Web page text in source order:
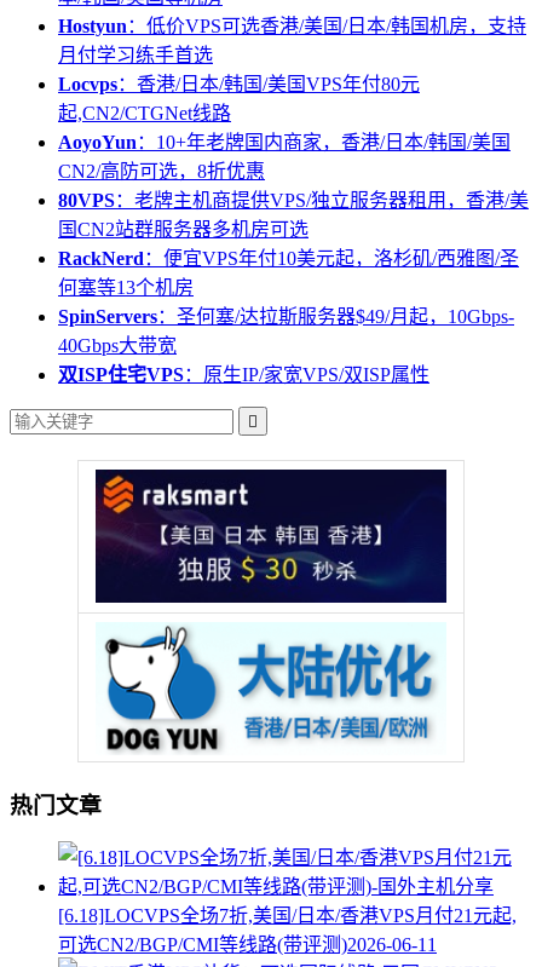
Hostyun ：低价VPS可选香港/美国/日本/韩国机房，支持
月付学习练手首选
Locvps：香港/日本/韩国/美国VPS年付80元
起,CN2/CTGNet线路
AoyoYun ：10+年老牌国内商家，香港/日本/韩国/美国
CN2/高防可选，8折优惠
80VPS：老牌主机商提供VPS/独立服务器租用，香港/美
国CN2站群服务器多机房可选
RackNerd ：便宜VPS年付10美元起，洛杉矶/西雅图/圣
何塞等13个机房
SpinServers：圣何塞/达拉斯服务器$49/月起，10Gbps-
40Gbps大带宽
双ISP住宅VPS：原生IP/家宽VPS/双ISP属性

热门文章
[6.18]LOCVPS全场7折,美国/日本/香港VPS月付21元起,
可选CN2/BGP/CMI等线路(带评测)2026-06-11